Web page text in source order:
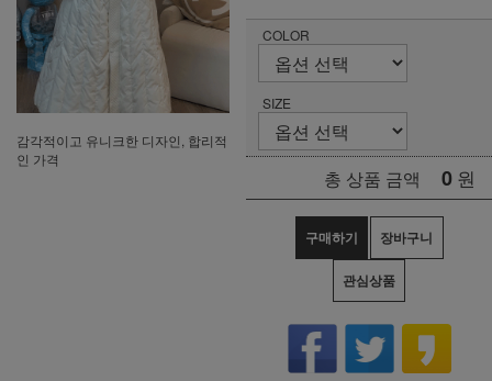
감각적이고 유니크한 디자인, 합리적
인 가격
COLOR
SIZE
총 상품 금액 0 원
구매하기 장바구니
관심상품